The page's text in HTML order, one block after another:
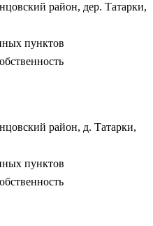
район, дер. Татарки,
пунктов
район, д. Татарки,
пунктов